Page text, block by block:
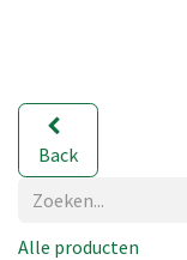
Back
Alle producten